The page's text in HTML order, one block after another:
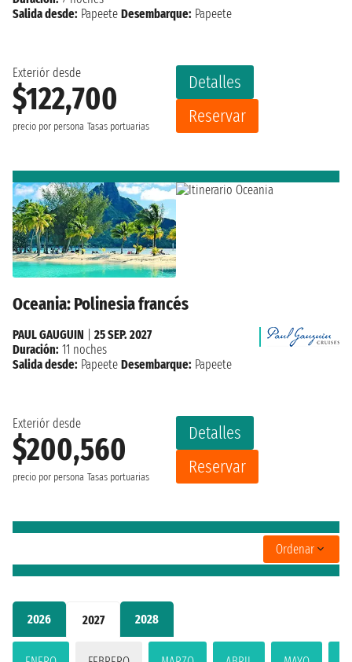
2026 2027 2028
Exteriór desde
$122,700
precio por persona Tasas portuarias
Detalles
Reservar
Salida desde: Papeete Desembarque: Papeete
Oceania: Polinesia francés
Exteriór desde
$200,560
precio por persona Tasas portuarias
Detalles
Reservar
PAUL GAUGUIN
25 SEP. 2027
Duración: 11 noches
Salida desde: Papeete Desembarque: Papeete
Ordenar